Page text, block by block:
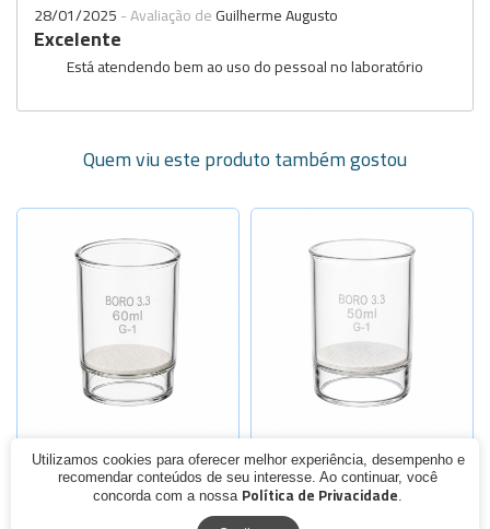
28/01/2025- Avaliação deGuilherme Augusto
Excelente
Está atendendo bem ao uso do pessoal no laboratório
Quem viu este produto também gostou
CADINHO DE VIDRO COM
PLACA POROSA 60 ML
Placa G0
Sob Consulta
Placa G1
-
Placa G2 -
-
Placa G4 - + CADINHO DE VIDRO COM
PLACA POROSA 50 ML
Placa G0
-
Placa G1 -
Placa G2 -
-
Placa G4 - +
Utilizamos cookies para oferecer melhor experiência, desempenho e
recomendar conteúdos de seu interesse. Ao continuar, você
concorda com a nossa Política de Privacidade.